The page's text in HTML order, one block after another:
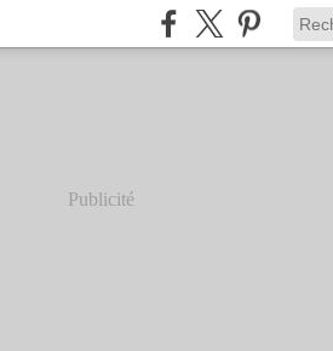
Publicité